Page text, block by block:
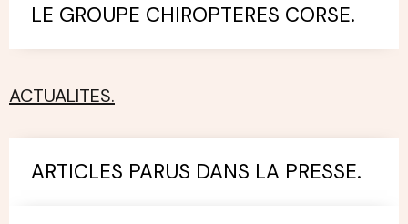
LE GROUPE CHIROPTERES CORSE.
ACTUALITES.
ARTICLES PARUS DANS LA PRESSE.